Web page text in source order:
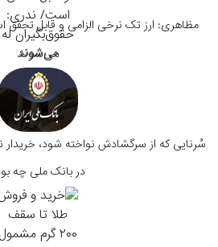
مظاهری: ارز تک نرخی الزامی و قابل
می‌شوند
سُرنایی که از سرگشادش نواخته شود، خریدار
در بانک ملی چه